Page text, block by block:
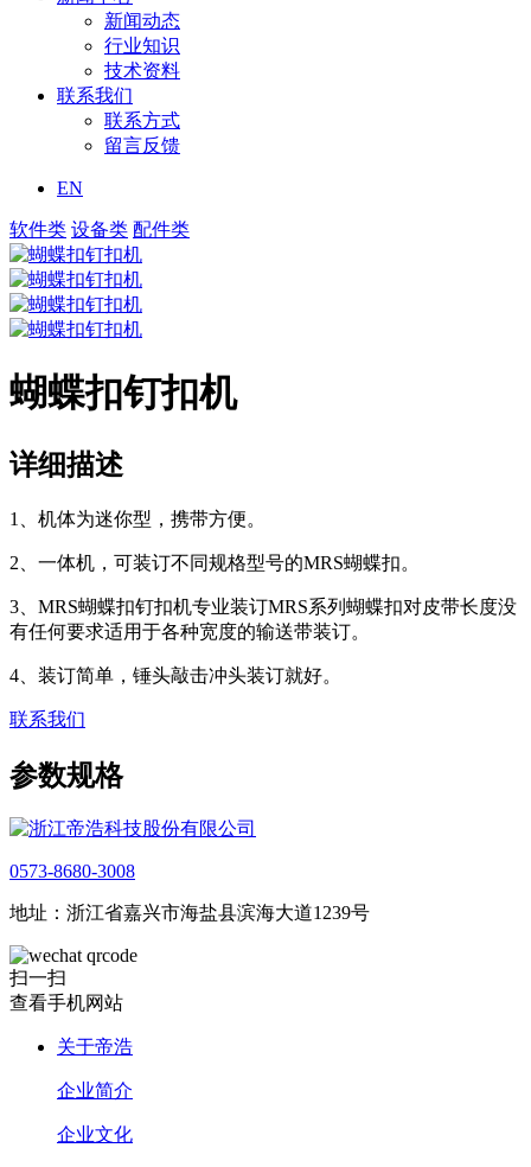
新闻动态
行业知识
技术资料
联系我们
联系方式
留言反馈
EN
软件类 设备类 配件类
蝴蝶扣钉扣机
详细描述
1、机体为迷你型，携带方便。
2、一体机，可装订不同规格型号的MRS蝴蝶扣。
3、MRS蝴蝶扣钉扣机专业装订MRS系列蝴蝶扣对皮带长度没
有任何要求适用于各种宽度的输送带装订。
4、装订简单，锤头敲击冲头装订就好。
联系我们
参数规格
0573-8680-3008
地址：浙江省嘉兴市海盐县滨海大道1239号
扫一扫
查看手机网站
关于帝浩
企业简介
企业文化